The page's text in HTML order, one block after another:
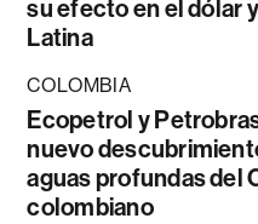
su efecto en el dólar
Latina
COLOMBIA
Ecopetrol y
nuevo
aguas profundas del
colombiano